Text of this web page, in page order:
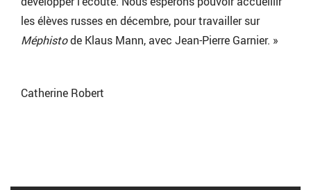
les élèves russes en décembre, pour travailler sur
Méphistode Klaus Mann, avec Jean-Pierre Garnier. »
Catherine Robert